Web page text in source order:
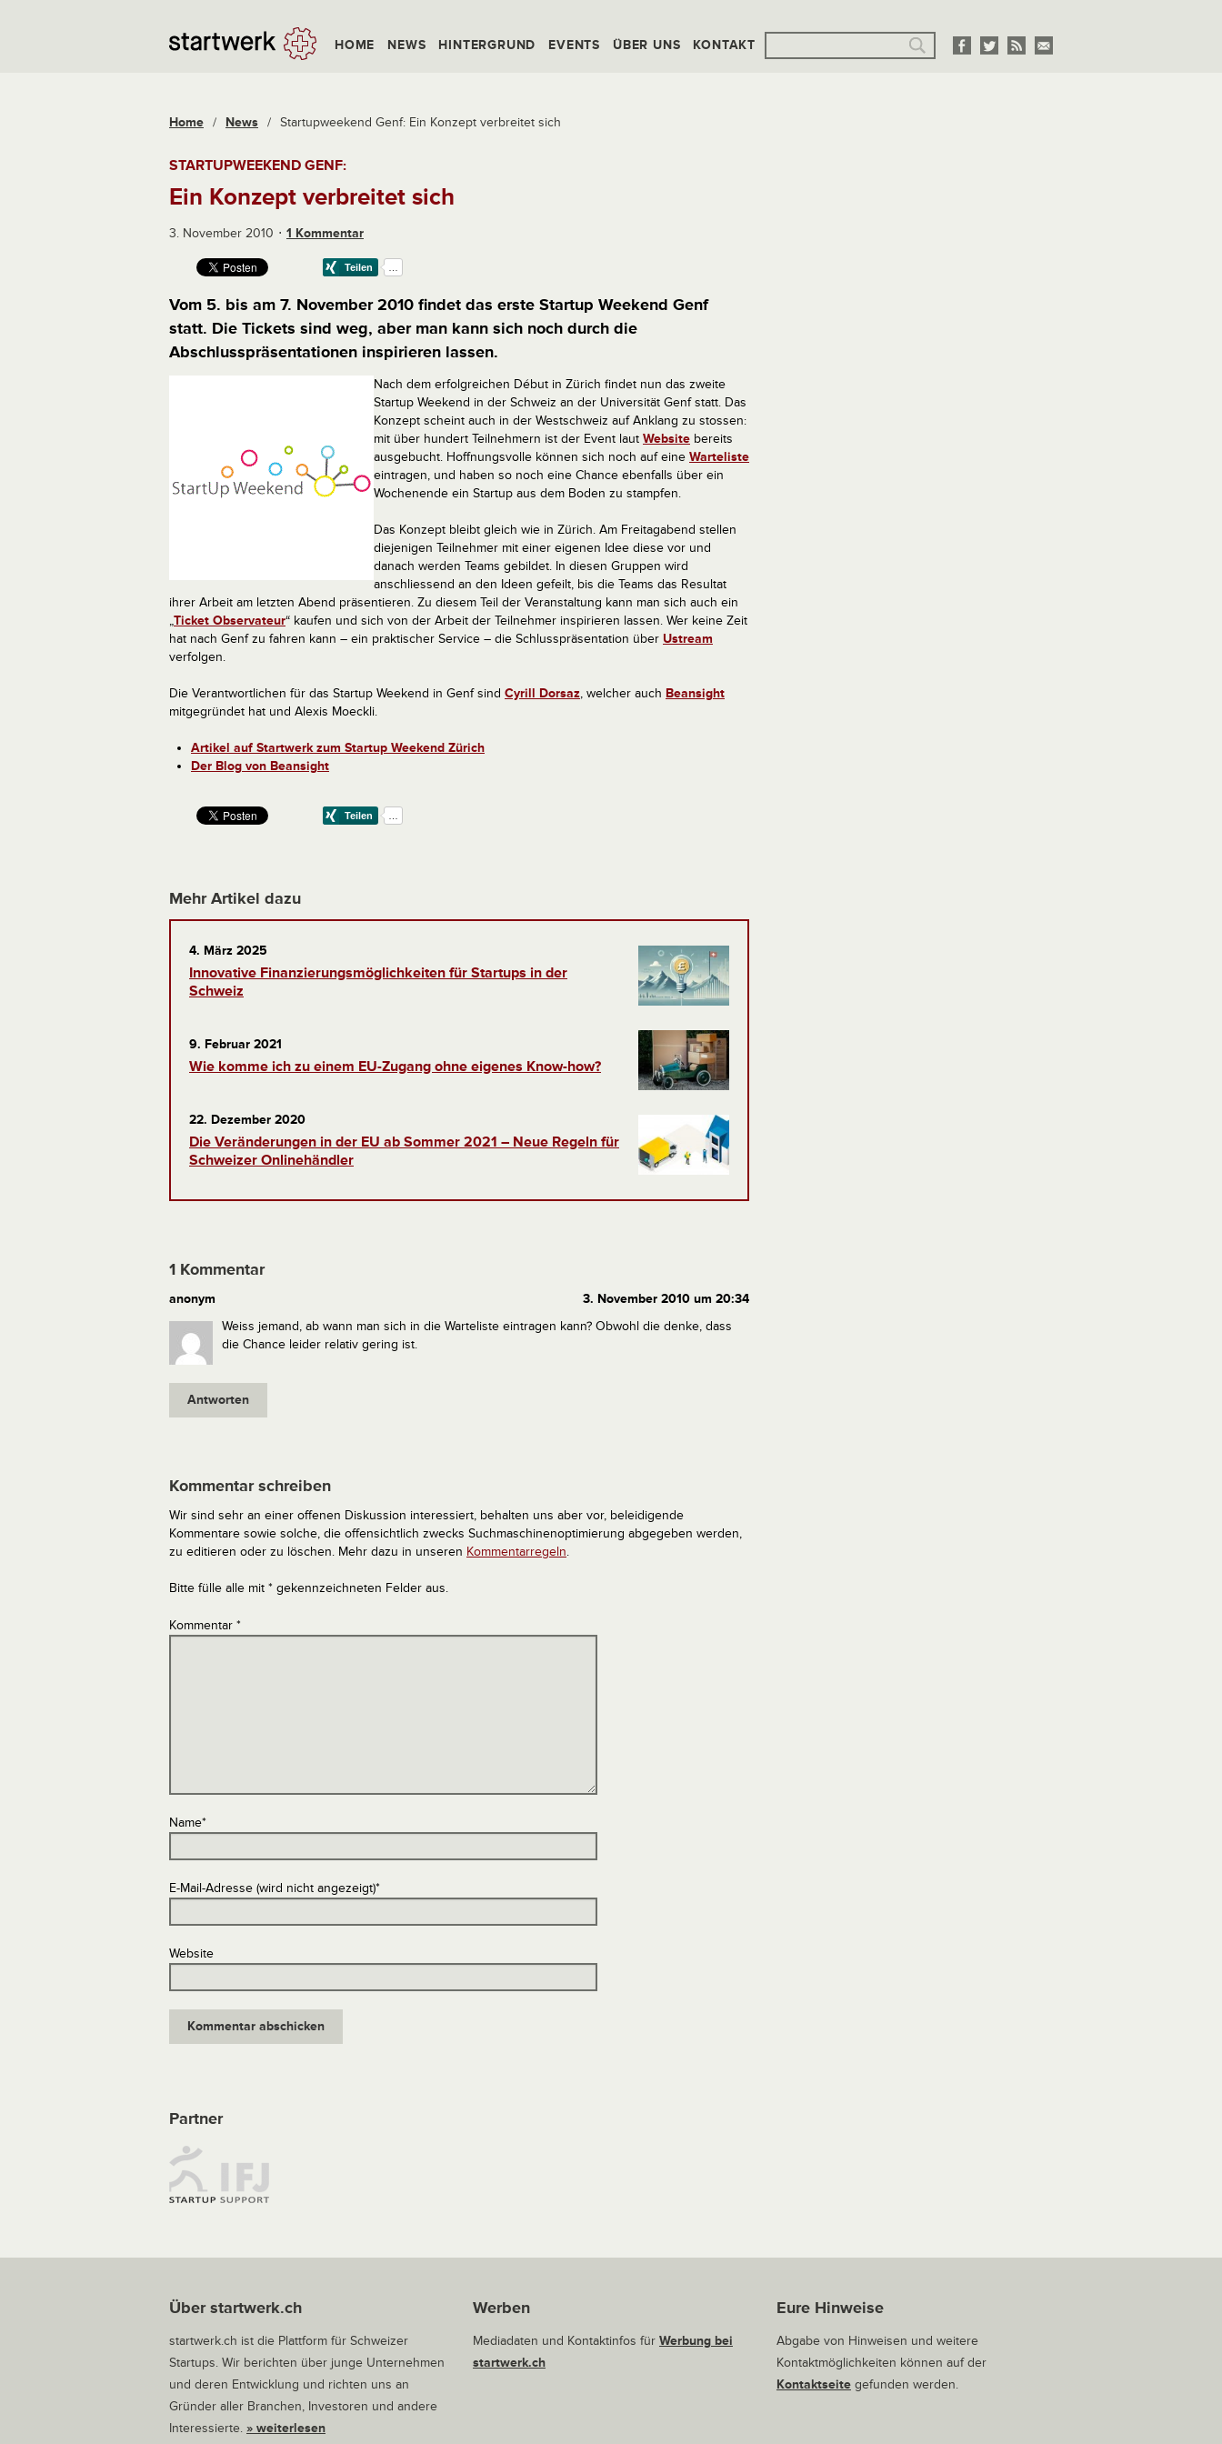
HOME NEWS HINTERGRUND EVENTS ÜBER UNS KONTAKT
Home / News / Startupweekend Genf: Ein Konzept verbreitet sich
STARTUPWEEKEND GENF:
Ein Konzept verbreitet sich
3. November 2010 1 Kommentar
Vom 5. bis am 7. November 2010 findet das erste Startup Weekend Genf
statt. Die Tickets sind weg, aber man kann sich noch durch die
Abschlusspräsentationen inspirieren lassen.
Nach dem erfolgreichen Début in Zürich findet nun das zweite
Startup Weekend in der Schweiz an der Universität Genf statt. Das
Konzept scheint auch in der Westschweiz auf Anklang zu stossen:
mit über hundert Teilnehmern ist der Event laut Website bereits
ausgebucht. Hoffnungsvolle können sich noch auf eine Warteliste
eintragen, und haben so noch eine Chance ebenfalls über ein
Wochenende ein Startup aus dem Boden zu stampfen.
Das Konzept bleibt gleich wie in Zürich. Am Freitagabend stellen
diejenigen Teilnehmer mit einer eigenen Idee diese vor und
danach werden Teams gebildet. In diesen Gruppen wird
anschliessend an den Ideen gefeilt, bis die Teams das Resultat
ihrer Arbeit am letzten Abend präsentieren. Zu diesem Teil der Veranstaltung kann man sich auch ein
„Ticket Observateur“ kaufen und sich von der Arbeit der Teilnehmer inspirieren lassen. Wer keine Zeit
hat nach Genf zu fahren kann – ein praktischer Service – die Schlusspräsentation über Ustream
verfolgen.
Die Verantwortlichen für das Startup Weekend in Genf sind Cyrill Dorsaz, welcher auch Beansight
mitgegründet hat und Alexis Moeckli.
Artikel auf Startwerk zum Startup Weekend Zürich
Der Blog von Beansight
Mehr Artikel dazu
4. März 2025
Innovative Finanzierungsmöglichkeiten für Startups in der
Schweiz
9. Februar 2021
Wie komme ich zu einem EU-Zugang ohne eigenes Know-how?
22. Dezember 2020
Die Veränderungen in der EU ab Sommer 2021 – Neue Regeln für
Schweizer Onlinehändler
1 Kommentar
anonym
3. November 2010 um 20:34
Weiss jemand, ab wann man sich in die Warteliste eintragen kann? Obwohl die denke, dass
die Chance leider relativ gering ist.
Antworten
Kommentar schreiben
Wir sind sehr an einer offenen Diskussion interessiert, behalten uns aber vor, beleidigende
Kommentare sowie solche, die offensichtlich zwecks Suchmaschinenoptimierung abgegeben werden,
zu editieren oder zu löschen. Mehr dazu in unseren Kommentarregeln.
Bitte fülle alle mit * gekennzeichneten Felder aus.
Kommentar *
Name*
E-Mail-Adresse (wird nicht angezeigt)*
Website
Partner
Über startwerk.ch
startwerk.ch ist die Plattform für Schweizer
Startups. Wir berichten über junge Unternehmen
und deren Entwicklung und richten uns an
Gründer aller Branchen, Investoren und andere
Interessierte. » weiterlesen
Werben
Mediadaten und Kontaktinfos für Werbung bei
startwerk.ch
Eure Hinweise
Abgabe von Hinweisen und weitere
Kontaktmöglichkeiten können auf der
Kontaktseitegefunden werden.